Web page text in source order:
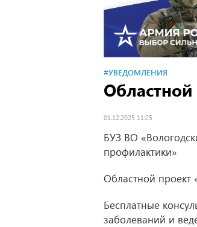
#УВЕДОМЛЕНИЯ
01.12.2025 11:25
БУЗ ВО
профилактики»
Областной проект
Бесплатные
заболеваний и